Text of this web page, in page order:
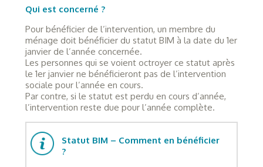
Qui est concerné ?
Pour bénéficier de l’intervention, un membre du
ménage doit bénéficier du statut BIM à la date du 1er
janvier de l’année concernée.
Les personnes qui se voient octroyer ce statut après
le 1er janvier ne bénéficieront pas de l’intervention
sociale pour l’année en cours.
Par contre, si le statut est perdu en cours d’année,
l’intervention reste due pour l’année complète.
Statut BIM – Comment en bénéficier
?